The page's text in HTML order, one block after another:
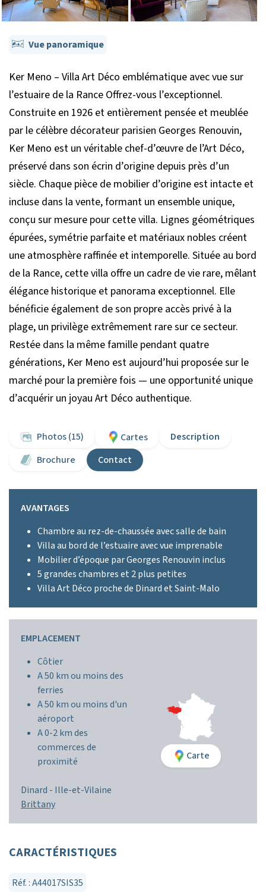
Vue panoramique
Ker Meno – Villa Art Déco emblématique avec vue sur
l’estuaire de la Rance Offrez-vous l’exceptionnel.
Construite en 1926 et entièrement pensée et meublée
par le célèbre décorateur parisien Georges Renouvin,
Ker Meno est un véritable chef-d’œuvre de l’Art Déco,
préservé dans son écrin d’origine depuis près d’un
siècle. Chaque pièce de mobilier d’origine est intacte et
incluse dans la vente, formant un ensemble unique,
conçu sur mesure pour cette villa. Lignes géométriques
épurées, symétrie parfaite et matériaux nobles créent
une atmosphère raffinée et intemporelle. Située au bord
de la Rance, cette villa offre un cadre de vie rare, mêlant
élégance historique et panorama exceptionnel. Elle
bénéficie également de son propre accès privé à la
plage, un privilège extrêmement rare sur ce secteur.
Restée dans la même famille pendant quatre
générations, Ker Meno est aujourd’hui proposée sur le
marché pour la première fois — une opportunité unique
d’acquérir un joyau Art Déco authentique.
Photos (15) Cartes
Description
Brochure
Contact
AVANTAGES
Chambre au rez-de-chaussée avec salle de bain
Villa au bord de l’estuaire avec vue imprenable
Mobilier d’époque par Georges Renouvin inclus
5 grandes chambres et 2 plus petites
Villa Art Déco proche de Dinard et Saint-Malo
EMPLACEMENT
Côtier
A 50 km ou moins des
ferries
A 50 km ou moins d'un
aéroport
A 0-2 km des
commerces de
proximité
Dinard - Ille-et-Vilaine
Brittany
Carte
CARACTÉRISTIQUES
Réf. : A44017SIS35